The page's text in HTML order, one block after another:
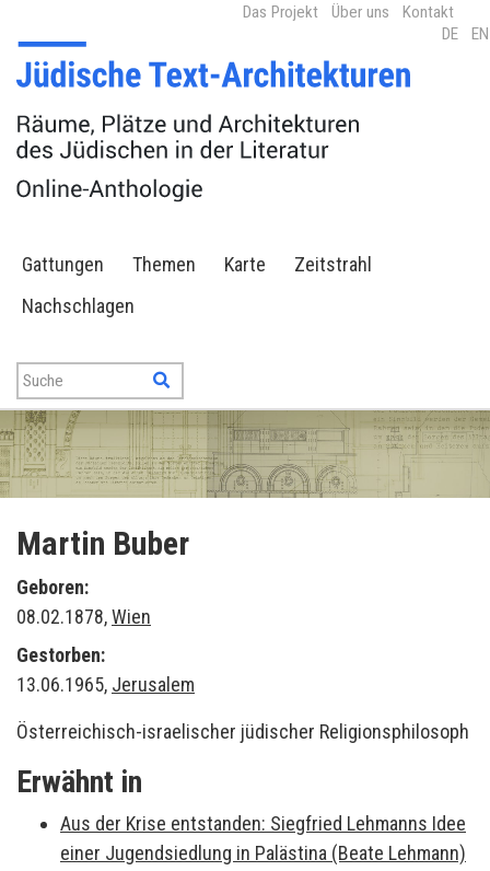
Das Projekt Über uns
Kontakt
DE
EN
Gattungen Themen Karte
Zeitstrahl
Nachschlagen
Martin Buber
Geboren:
08.02.1878,Wien
Gestorben:
13.06.1965, Jerusalem
Österreichisch-israelischer jüdischer Religionsphilosoph
Erwähnt in
Aus der Krise entstanden: Siegfried Lehmanns Idee
einer Jugendsiedlung in Palästina (Beate Lehmann)